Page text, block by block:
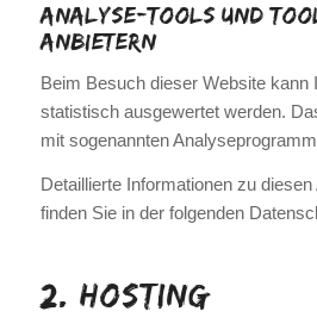
Analyse-Tools und
anbietern
Beim Besuch dieser Website kann
statistisch ausgewertet werden.
mit sogenannten
Detaillierte Informationen zu
finden Sie in der folgenden
2. Hosting